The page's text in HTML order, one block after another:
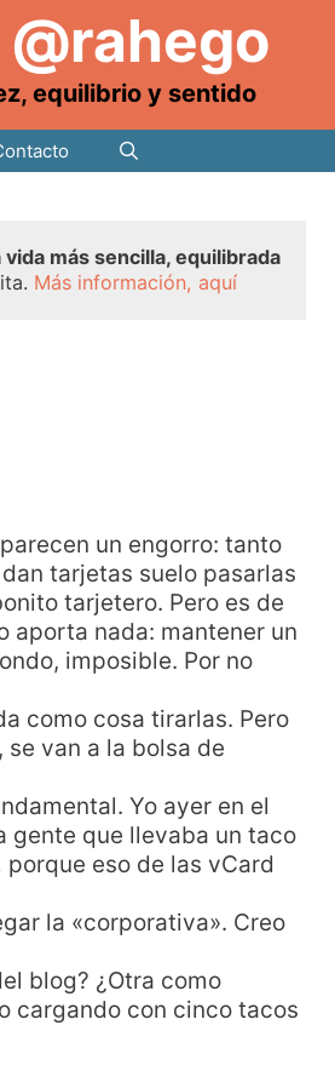
equilibrio y sentido
vida más sencilla, equilibrada
Más información, aquí
un engorro: tanto
tarjetas suelo pasarlas
tarjetero. Pero es de
aporta nada: mantener un
imposible. Por no
como cosa tirarlas. Pero
van a la bolsa de
Yo ayer en el
gente que llevaba un taco
eso de las vCard
la «corporativa». Creo
blog? ¿Otra como
cargando con cinco tacos